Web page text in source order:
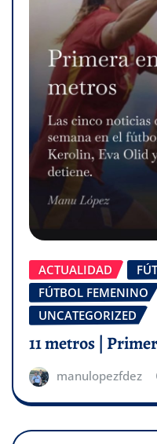
ACTUALIDAD
FÚTBOL FEMENINO
UNCATEGORIZED
11 metros |
manulopezfdez